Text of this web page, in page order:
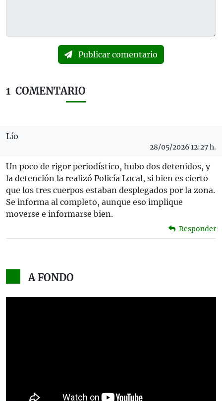
Publicar comentario
1 COMENTARIO
Lío
28/05/2026 12:27 h.
Un poco de rigor periodístico, hubo dos detenidos, y
la detención la realizó Policía Local, si bien es cierto
que los tres cuerpos estaban desplegados por la zona.
Se informa al completo, aunque eso implique
moverse e informarse bien.
Responder
A FONDO